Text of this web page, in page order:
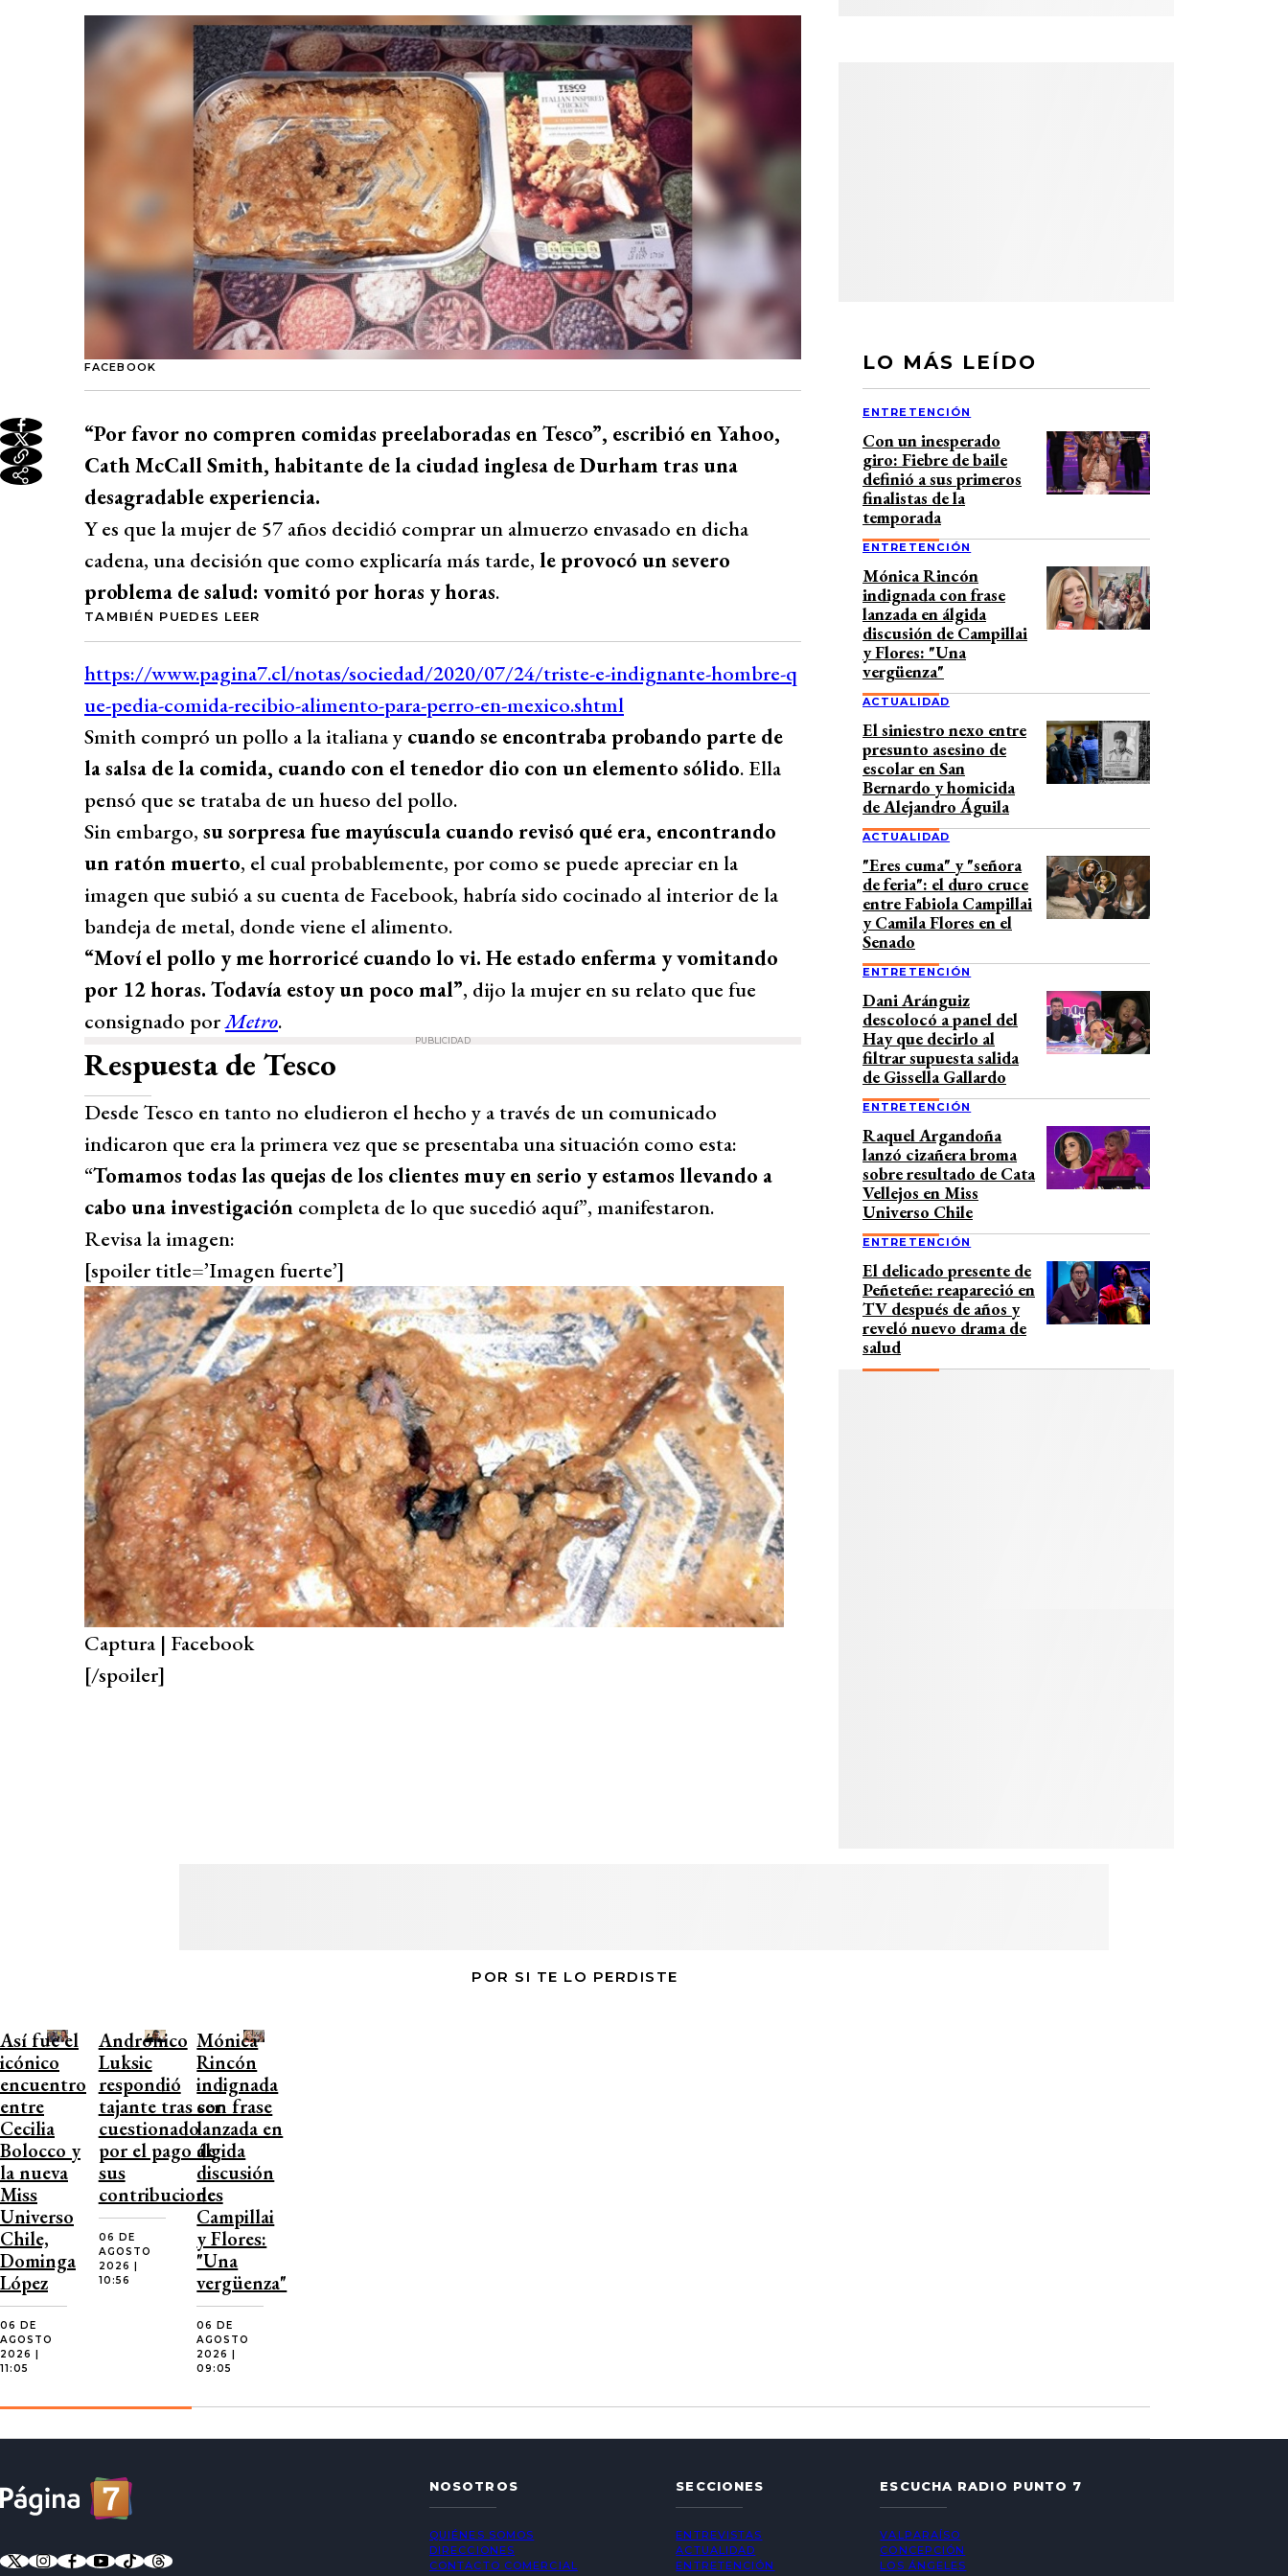
FACEBOOK
“Por favor no compren comidas preelaboradas en Tesco”, escribió en Yahoo,
Cath McCall Smith, habitante de la ciudad inglesa de Durham tras una
desagradable experiencia.
Y es que la mujer de 57 años decidió comprar un almuerzo envasado en dicha
cadena, una decisión que como explicaría más tarde, le provocó un severo
problema de salud: vomitó por horas y horas.
TAMBIÉN PUEDES LEER
Smith compró un pollo a la italiana y cuando se encontraba probando parte de
la salsa de la comida, cuando con el tenedor dio con un elemento sólido. Ella
pensó que se trataba de un hueso del pollo.
Sin embargo, su sorpresa fue mayúscula cuando revisó qué era, encontrando
un ratón muerto, el cual probablemente, por como se puede apreciar en la
imagen que subió a su cuenta de Facebook, habría sido cocinado al interior de la
bandeja de metal, donde viene el alimento.
“Moví el pollo y me horroricé cuando lo vi. He estado enferma y vomitando
por 12 horas. Todavía estoy un poco mal”, dijo la mujer en su relato que fue
consignado porMetro.
PUBLICIDAD
Respuesta de Tesco
Desde Tesco en tanto no eludieron el hecho y a través de un comunicado
indicaron que era la primera vez que se presentaba una situación como esta:
“Tomamos todas las quejas de los clientes muy en serio y estamos llevando a
cabo una investigación completa de lo que sucedió aquí”, manifestaron.
Revisa la imagen:
[spoiler title=’Imagen fuerte’]
Captura | Facebook
[/spoiler]
LO MÁS LEÍDO
ENTRETENCIÓN
Con un inesperado
giro: Fiebre de baile
definió a sus primeros
finalistas de la
temporada
ENTRETENCIÓN
Mónica Rincón
indignada con frase
lanzada en álgida
discusión de Campillai
y Flores: "Una
vergüenza"
ACTUALIDAD
El siniestro nexo entre
presunto asesino de
escolar en San
Bernardo y homicida
de Alejandro Águila
ACTUALIDAD
"Eres cuma" y "señora
de feria": el duro cruce
entre Fabiola Campillai
y Camila Flores en el
Senado
ENTRETENCIÓN
Dani Aránguiz
descolocó a panel del
Hay que decirlo al
filtrar supuesta salida
de Gissella Gallardo
ENTRETENCIÓN
Raquel Argandoña
lanzó cizañera broma
sobre resultado de Cata
Vellejos en Miss
Universo Chile
ENTRETENCIÓN
El delicado presente de
Peñeteñe: reapareció en
TV después de años y
reveló nuevo drama de
salud
POR SI TE LO PERDISTE
Así fue el
icónico
encuentro
entre
Cecilia
Bolocco y
la nueva
Miss
Universo
Chile,
Dominga
López
06 DE
AGOSTO
2026 |
11:05
Andrónico
Luksic
respondió
tajante tras ser
cuestionado
por el pago de
sus
contribuciones
06 DE
AGOSTO
2026 |
10:56
Mónica
Rincón
indignada
con frase
lanzada en
álgida
discusión
de
Campillai
y Flores:
"Una
vergüenza"
06 DE
AGOSTO
2026 |
09:05
NOSOTROS
QUIÉNES SOMOS
DIRECCIONES
CONTACTO COMERCIAL
SECCIONES
ENTREVISTAS
ACTUALIDAD
ENTRETENCIÓN
ESCUCHA RADIO PUNTO 7
VALPARAÍSO
CONCEPCIÓN
LOS ÁNGELES